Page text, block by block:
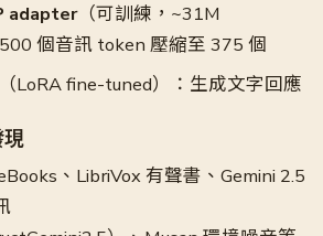
adapter（可訓練，~31M
個音訊 token 壓縮至 375 個
（LoRA fine-tuned）：生成文字回應
、LibriVox 有聲書、Gemini 2.5